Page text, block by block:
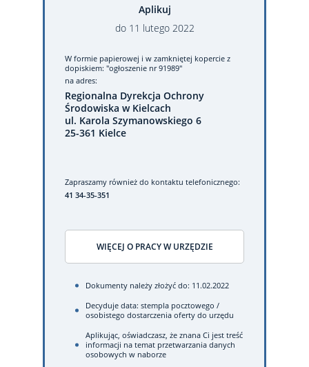
Aplikuj
do 11 lutego 2022
W formie papierowej i w zamkniętej kopercie z
dopiskiem: "ogłoszenie nr 91989"
na adres:
Regionalna Dyrekcja Ochrony
Środowiska w Kielcach
ul. Karola Szymanowskiego 6
25-361 Kielce
Zapraszamy również do kontaktu telefonicznego:
41 34-35-351
WIĘCEJ O PRACY W URZĘDZIE
Dokumenty należy złożyć do: 11.02.2022
Decyduje data: stempla pocztowego /
osobistego dostarczenia oferty do urzędu
Aplikując, oświadczasz, że znana Ci jest treść
informacji na temat przetwarzania danych
osobowych w naborze